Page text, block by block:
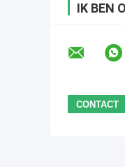
IK BEN